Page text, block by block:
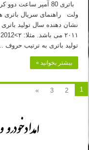
ولت راهنمای سریال
تولید باتری به ترتیب حروف
بیشتر بخوانید »
1
2
3
»